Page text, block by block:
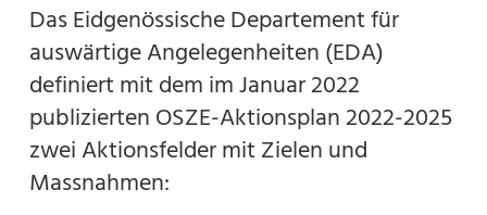
Das Eidgenössische Departement für
auswärtige Angelegenheiten (EDA)
definiert mit dem im Januar 2022
publizierten OSZE-Aktionsplan 2022-2025
zwei Aktionsfelder mit Zielen und
Massnahmen: